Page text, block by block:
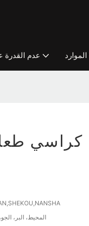
عدم القدرة الموارد
المحيط، البر،